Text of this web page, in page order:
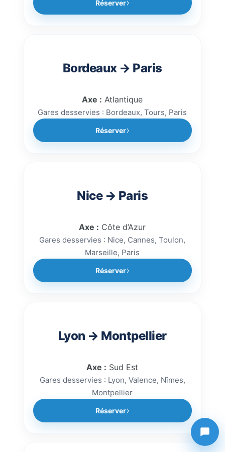
Réserver
Bordeaux → Paris
Axe : Atlantique
Gares desservies : Bordeaux, Tours, Paris
Réserver
Nice → Paris
Axe : Côte d’Azur
Gares desservies : Nice, Cannes, Toulon,
Marseille, Paris
Réserver
Lyon → Montpellier
Axe : Sud Est
Gares desservies : Lyon, Valence, Nîmes,
Montpellier
Réserver